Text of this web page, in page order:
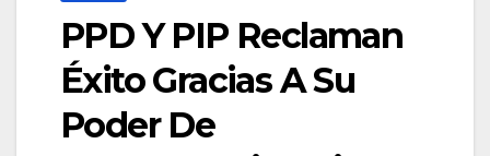
PPD Y PIP Reclaman
Éxito Gracias A Su
Poder De